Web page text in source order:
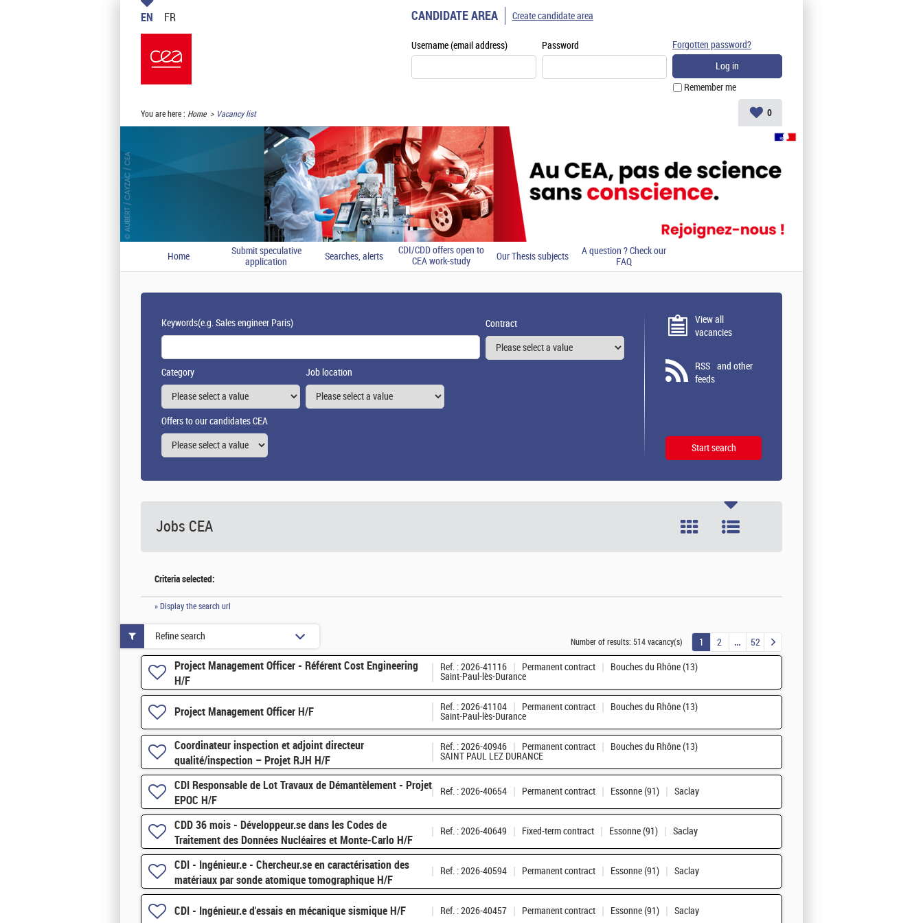
EN FR CANDIDATE AREA
Username (email address) Password
Remember me
Forgotten password?
Create candidate area
You are here : Home Vacancy list 0
Home
Submit speculative
application
Searches, alerts
CDI/CDD offers open to
CEA work-study
students
Our Thesis subjects
A question ? Check our
FAQ
Keywords(e.g. Sales engineer Paris) Contract
Category Job location
Offers to our candidates CEA
View all
vacancies
RSS and other
feeds
Jobs CEA
Criteria selected:
» Display the search url
Number of results: 514 vacancy(s) 1 2 52
Project Management Officer - Référent Cost Engineering
H/F
Ref. : 2026-41116 Permanent contract
Bouches du Rhône (13)
Saint-Paul-lès-Durance
Project Management Officer H/F Ref. : 2026-41104 Permanent contract
Bouches du Rhône (13)
Saint-Paul-lès-Durance
Coordinateur inspection et adjoint directeur
qualité/inspection – Projet RJH H/F
Ref. : 2026-40946 Permanent contract
Bouches du Rhône (13)
SAINT PAUL LEZ DURANCE
CDI Responsable de Lot Travaux de Démantèlement - Projet
EPOC H/F
Ref. : 2026-40654 Permanent contract Essonne (91) Saclay
CDD 36 mois - Développeur.se dans les Codes de
Traitement des Données Nucléaires et Monte-Carlo H/F
Ref. : 2026-40649 Fixed-term contract Essonne (91) Saclay
CDI - Ingénieur.e - Chercheur.se en caractérisation des
matériaux par sonde atomique tomographique H/F
Ref. : 2026-40594 Permanent contract Essonne (91) Saclay
CDI - Ingénieur.e d'essais en mécanique sismique H/F Ref. : 2026-40457 Permanent contract Essonne (91) Saclay
Refine search